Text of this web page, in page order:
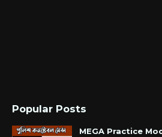
Popular Posts
MEGA Practice